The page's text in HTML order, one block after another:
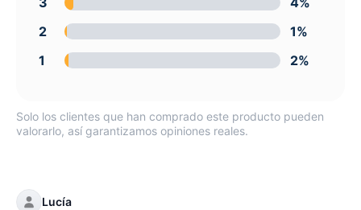
2
1%
1
2%
Solo los clientes que han comprado este producto pueden
valorarlo, así garantizamos opiniones reales.
Lucía